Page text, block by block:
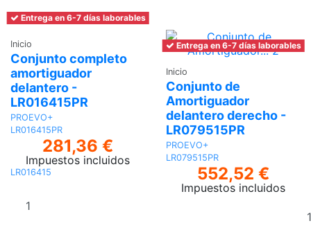
Entrega en 6-7 días laborables
Inicio
Conjunto completo
amortiguador
delantero -
LR016415PR
PROEVO+
LR016415PR
281,36 €
Impuestos incluidos
LR016415
Entrega en 6-7 días laborables
Inicio
Conjunto de
Amortiguador
delantero derecho -
LR079515PR
PROEVO+
LR079515PR
552,52 €
Impuestos incluidos